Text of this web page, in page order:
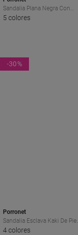
Sandalia Plana Negra Con
Tachuelas Doradas Porronet
5 colores
-30%
Porronet
Sandalia Esclava Kaki De Piel
Porronet Cecilia, El Básico
4 colores